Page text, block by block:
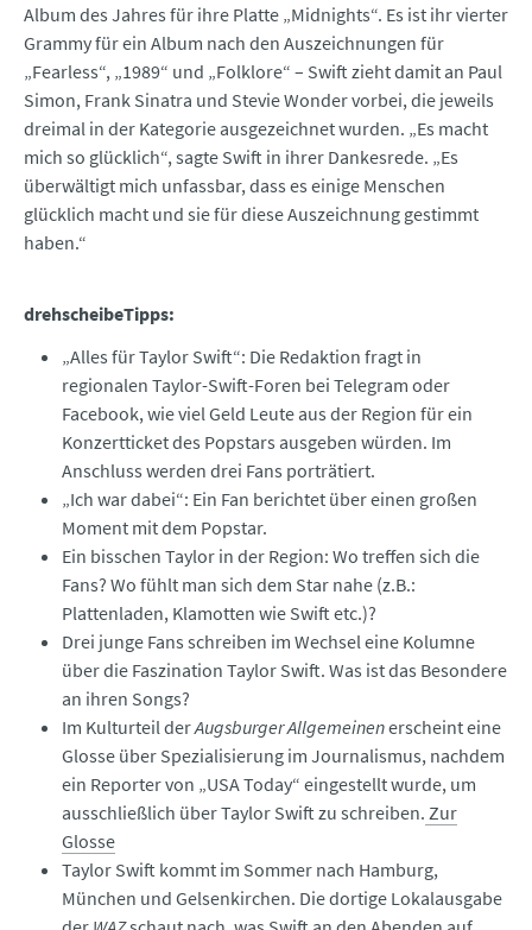
Album des Jahres für ihre Platte „Midnights“. Es ist ihr vierter
Grammy für ein Album nach den Auszeichnungen für
„Fearless“, „1989“ und „Folklore“ – Swift zieht damit an Paul
Simon, Frank Sinatra und Stevie Wonder vorbei, die jeweils
dreimal in der Kategorie ausgezeichnet wurden. „Es macht
mich so glücklich“, sagte Swift in ihrer Dankesrede. „Es
überwältigt mich unfassbar, dass es einige Menschen
glücklich macht und sie für diese Auszeichnung gestimmt
haben.“
drehscheibeTipps:
„Alles für Taylor Swift“: Die Redaktion fragt in
regionalen Taylor-Swift-Foren bei Telegram oder
Facebook, wie viel Geld Leute aus der Region für ein
Konzertticket des Popstars ausgeben würden. Im
Anschluss werden drei Fans porträtiert.
„Ich war dabei“: Ein Fan berichtet über einen großen
Moment mit dem Popstar.
Ein bisschen Taylor in der Region: Wo treffen sich die
Fans? Wo fühlt man sich dem Star nahe (z.B.:
Plattenladen, Klamotten wie Swift etc.)?
Drei junge Fans schreiben im Wechsel eine Kolumne
über die Faszination Taylor Swift. Was ist das Besondere
an ihren Songs?
Im Kulturteil derAugsburger Allgemeinenerscheint eine
Glosse über Spezialisierung im Journalismus, nachdem
ein Reporter von „USA Today“ eingestellt wurde, um
ausschließlich über Taylor Swift zu schreiben. Zur
Glosse
Taylor Swift kommt im Sommer nach Hamburg,
München und Gelsenkirchen. Die dortige Lokalausgabe